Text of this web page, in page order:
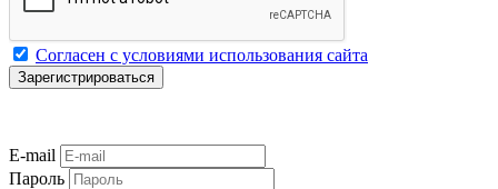
Согласен с условиями использования сайта
E-mail
Пароль